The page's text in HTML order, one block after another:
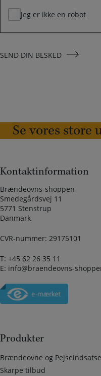
Jeg er ikke en robot
SEND DIN BESKED
Se vores store
Kontaktinformation
Brændeovns-shoppen
Smedegårdsvej 11
5771 Stenstrup
Danmark
CVR-nummer: 29175101
T: +45 62 26 35 11
E: info@braendeovns-
Produkter
Brændeovne og Pejseindsatse
Skarpe tilbud